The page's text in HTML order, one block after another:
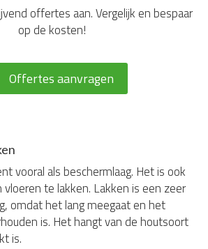
offertes aan. Vergelijk en bespaar
op de kosten!
Offertes aanvragen
vooral als beschermlaag. Het is ook
te lakken. Lakken is een zeer
omdat het lang meegaat en het
is. Het hangt van de houtsoort
is.